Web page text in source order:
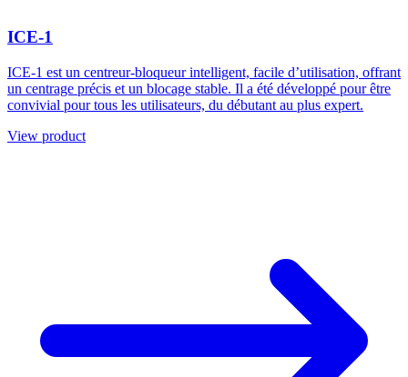
ICE-1
ICE-1 est un centreur-bloqueur intelligent, facile d’utilisation, offrant
un centrage précis et un blocage stable. Il a été développé pour être
convivial pour tous les utilisateurs, du débutant au plus expert.
View product